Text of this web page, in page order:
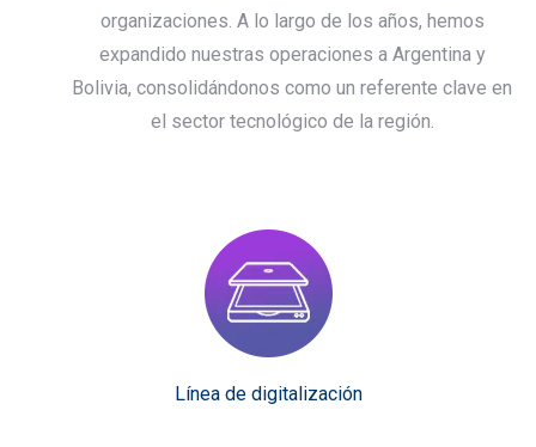
organizaciones. A lo largo de los años, hemos
expandido nuestras operaciones a Argentina y
Bolivia, consolidándonos como un referente clave en
el sector tecnológico de la región.
Línea de digitalización